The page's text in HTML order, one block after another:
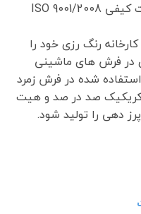
مناسبی را مطابق استاندارد مدیریت کیفی ISO 9001/2008
رنگ رزی خود را
در فرش های ماشینی
شده در فرش زمرد
اکریکیک صد در صد و هیت
دهی را تولید شود.